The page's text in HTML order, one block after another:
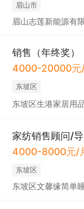
眉山市
眉山志莲新能源有
销售（年终奖）
4000-20000元
东坡区
东坡区生港家居用
家纺销售顾问/
4000-8000元/
东坡区
东坡区文馨缘简单